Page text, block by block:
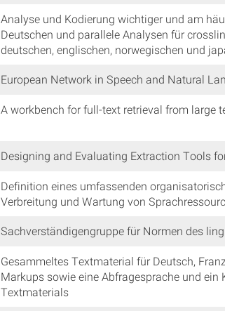
Analyse und Kodierung wichtiger und am
Deutschen und parallele Analysen für
deutschen, englischen, norwegischen und
European Network in Speech and Natural
A workbench for full-text retrieval from large
Designing and Evaluating Extraction Tools
Definition eines umfassenden
Verbreitung und Wartung von
Sachverständigengruppe für Normen des
Gesammeltes Textmaterial für Deutsch,
Markups sowie eine Abfragesprache und
Textmaterials